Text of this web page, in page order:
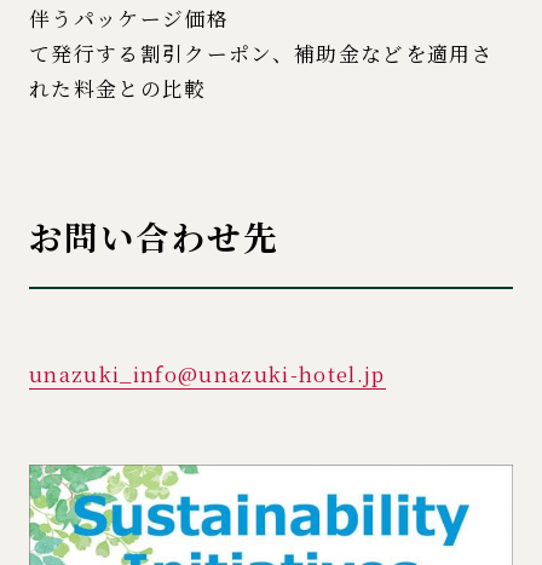
伴うパッケージ価格
て発行する割引クーポン、補助金などを適用さ
れた料金との比較
お問い合わせ先
unazuki_info@unazuki-hotel.jp